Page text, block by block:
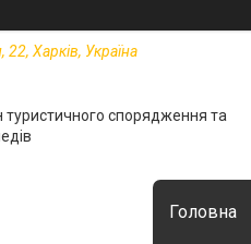
Харків, Україна
туристичного спорядження та
Головна